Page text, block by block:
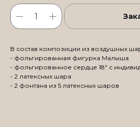
В состав композиции из воздушных
- фольгированная фигурка Малыша
- фольгированное сердце 18" с
- 2 латексных шара
- 2 фонтана из 5 латексных шаров